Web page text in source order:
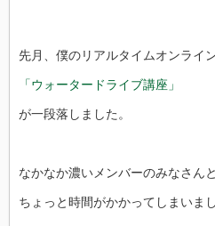
先月、僕のリアルタイムオンライ
「ウォータードライブ講座」
が一段落しました。
なかなか濃いメンバーのみなさん
ちょっと時間がかかってしまいまし